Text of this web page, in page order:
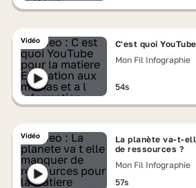
Vidéo
C'est quoi
Mon Fil Infographie
54s
Vidéo
La planète va-t-
de ressources ?
Mon Fil Infographie
57s